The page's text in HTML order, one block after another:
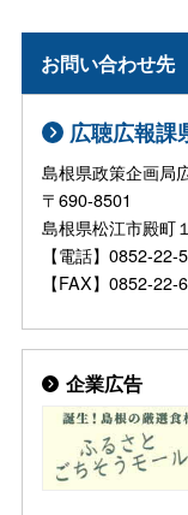
お問い合わせ先
広聴広報課
島根県政策企画局
〒690-8501
島根県松江市
【電話】0852-22-
【FAX】0852-22-
企業広告